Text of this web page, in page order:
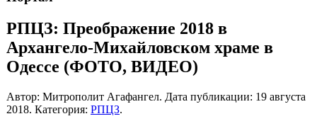
РПЦЗ: Преображение 2018 в
Архангело-Михайловском храме в
Одессе (ФОТО, ВИДЕО)
Автор: Митрополит Агафангел. Дата публикации: 19 августа
2018. Категория: РПЦЗ.